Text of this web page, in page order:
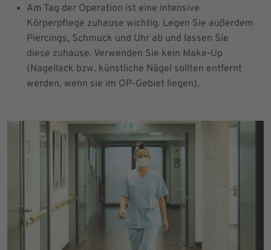
Am Tag der Operation ist eine intensive
Körperpflege zuhause wichtig. Legen Sie außerdem
Piercings, Schmuck und Uhr ab und lassen Sie
diese zuhause. Verwenden Sie kein Make-Up
(Nagellack bzw. künstliche Nägel sollten entfernt
werden, wenn sie im OP-Gebiet liegen).